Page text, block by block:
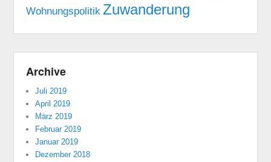
Wohnungspolitik Zuwanderung
Archive
Juli 2019
April 2019
März 2019
Februar 2019
Januar 2019
Dezember 2018